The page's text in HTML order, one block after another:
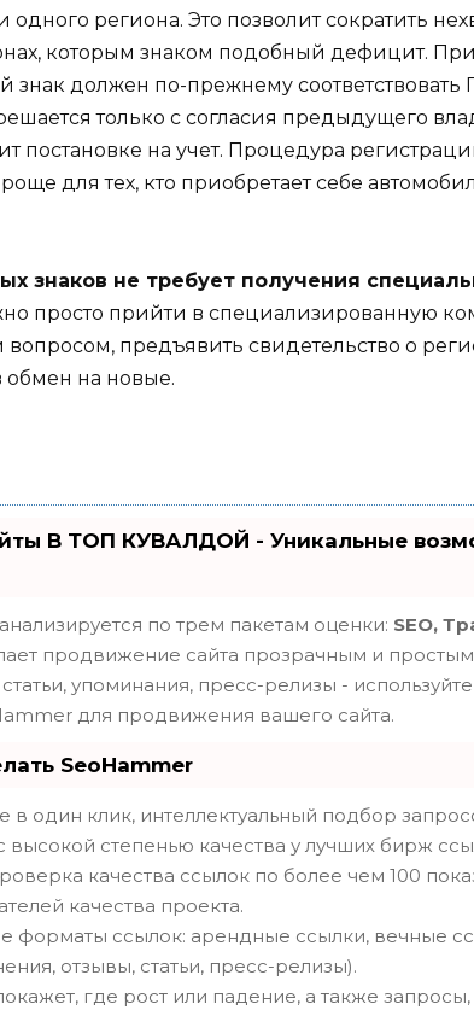
региона. Это позволит сократить
которым знаком подобный дефицит.
знак должен по-прежнему
только с согласия предыдущего
постановке на учет. Процедура
для тех, кто приобретает себе
знаков не требует получения
просто прийти в специализированную
вопросом, предъявить свидетельство о
обмен на новые.
В ТОП КУВАЛДОЙ - Уникальные
по трем пакетам оценки: SEO,
продвижение сайта прозрачным и
упоминания, пресс-релизы -
для продвижения вашего сайта.
SeoHammer
один клик, интеллектуальный подбор
высокой степенью качества у лучших бирж
качества ссылок по более чем 100
качества проекта.
форматы ссылок: арендные ссылки, вечные
отзывы, статьи, пресс-релизы).
где рост или падение, а также